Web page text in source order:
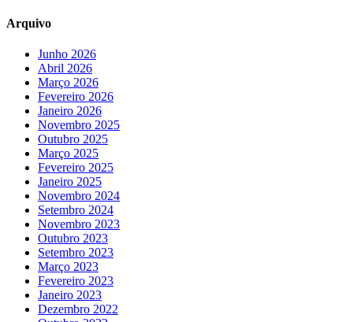
Arquivo
Junho 2026
Abril 2026
Março 2026
Fevereiro 2026
Janeiro 2026
Novembro 2025
Outubro 2025
Março 2025
Fevereiro 2025
Janeiro 2025
Novembro 2024
Setembro 2024
Novembro 2023
Outubro 2023
Setembro 2023
Março 2023
Fevereiro 2023
Janeiro 2023
Dezembro 2022